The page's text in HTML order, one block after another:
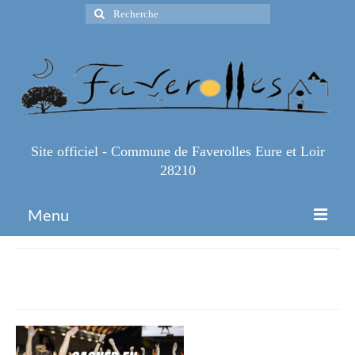
Rechercher
:
Site officiel - Commune de Faverolles Eure et Loir
28210
Menu
Infos Pratiques